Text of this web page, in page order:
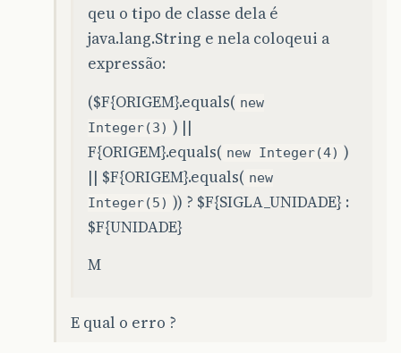
qeu o tipo de classe dela é
java.lang.String e nela coloqeui a
expressão:
($F{ORIGEM}.equals( new
Integer(3) ) ||
F{ORIGEM}.equals( new Integer(4) )
|| $F{ORIGEM}.equals( new
Integer(5) )) ? $F{SIGLA_UNIDADE} :
$F{UNIDADE}
M
E qual o erro ?